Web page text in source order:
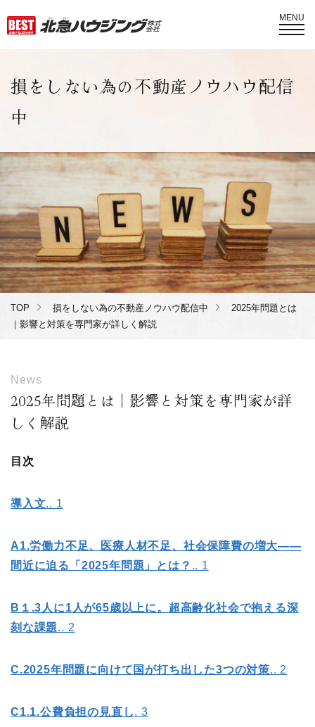
MENU
損をしない為の不動産ノウハウ配信
中
TOP 損をしない為の不動産ノウハウ配信中
2025年問題とは
｜影響と対策を専門家が詳しく解説
News
2025年問題とは｜影響と対策を専門家が詳
しく解説
目次
導入文.. 1
A1.労働力不足、医療人材不足、社会保障費の増大——
間近に迫る「2025年問題」とは？ .. 1
B １.3 人に1 人が65歳以上に。超高齢化社会で抱える深
刻な課題.. 2
C.2025年問題に向けて国が打ち出した3つの対策.. 2
C1.1.公費負担の見直し. 3